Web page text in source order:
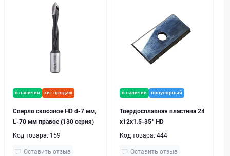
в наличии хит продаж
Сверло сквозное HD d-7 мм,
L-70 мм правое (130 серия)
Код товара: 159
Оставить отзыв
в наличии популярный
Твердосплавная пластина 24
x12x1.5-35° HD
Код товара: 444
Оставить отзыв